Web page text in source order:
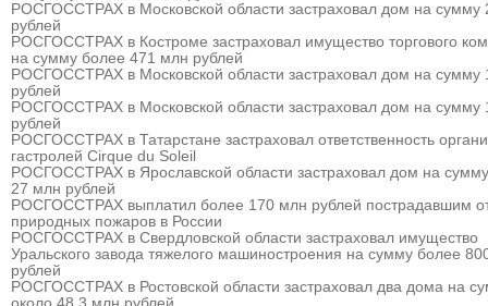
РОСГОССТРАХ в Московской области застраховал дом на сумму
рублей
РОСГОССТРАХ в Костроме застраховал имущество торгового
на сумму более 471 млн рублей
РОСГОССТРАХ в Московской области застраховал дом на сумму
рублей
РОСГОССТРАХ в Московской области застраховал дом на сумму
рублей
РОСГОССТРАХ в Татарстане застраховал ответственность
гастролей Cirque du Soleil
РОСГОССТРАХ в Ярославской области застраховал дом на
27 млн рублей
РОСГОССТРАХ выплатил более 170 млн рублей пострадавшим
природных пожаров в России
РОСГОССТРАХ в Свердловской области застраховал имущество
Уральского завода тяжелого машиностроения на сумму более
рублей
РОСГОССТРАХ в Ростовской области застраховал два дома на